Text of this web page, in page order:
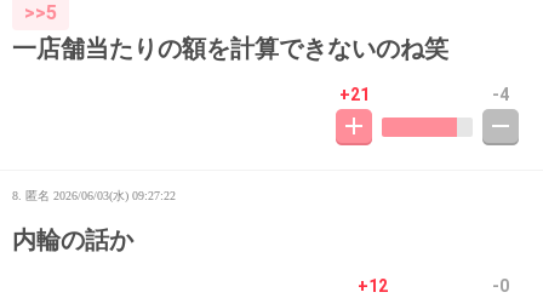
>>5
一店舗当たりの額を計算できないのね笑
+21 -4
8. 匿名 2026/06/03(水) 09:27:22
内輪の話か
+12 -0